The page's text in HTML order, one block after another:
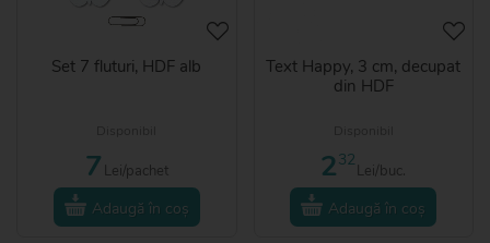
Set 7 fluturi, HDF alb
7 Lei/pachet
Adaugă în coș
Text Happy, 3 cm, decupat
din HDF
232
Lei/buc.
Adaugă în coș